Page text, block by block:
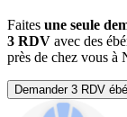
Faites une seule
3 RDV avec des
près de chez vous à
Demander 3 RDV